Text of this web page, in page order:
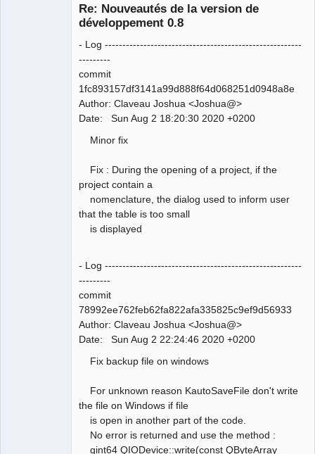
Re: Nouveautés de la version de
développement 0.8
- Log --------------------------------------------------------
---------
commit
1fc893157df3141a99d888f64d068251d0948a8e
Author: Claveau Joshua <Joshua@>
Date: Sun Aug 2 18:20:30 2020 +0200
Minor fix
Fix : During the opening of a project, if the
project contain a
nomenclature, the dialog used to inform user
that the table is too small
is displayed
- Log --------------------------------------------------------
---------
commit
78992ee762feb62fa822afa335825c9ef9d56933
Author: Claveau Joshua <Joshua@>
Date: Sun Aug 2 22:24:46 2020 +0200
Fix backup file on windows
For unknown reason KautoSaveFile don't write
the file on Windows if file
is open in another part of the code.
No error is returned and use the method :
qint64 QIODevice::write(const QByteArray